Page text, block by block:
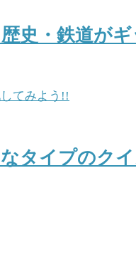
史・鉄道が
タイプのク